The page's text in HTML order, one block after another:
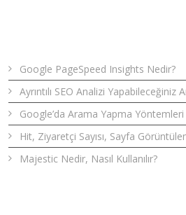
Google PageSpeed Insights Nedir?
Ayrıntılı SEO Analizi Yapabileceğiniz
Google’da Arama Yapma Yöntemleri
Hit, Ziyaretçi Sayısı, Sayfa
Majestic Nedir, Nasıl Kullanılır?